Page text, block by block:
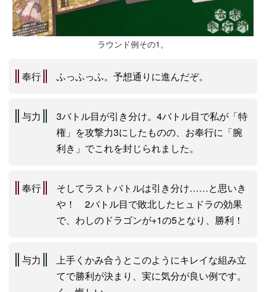
ラウンド例その1。
奉行 ふっふっふ。予想通りに進んだぞ。
与力
3バトル目が引き分け。4バトル目で私が「特
権」を攻撃力3にしたものの、お奉行に「腕
利き」でこれを封じられました。
奉行
そしてラストバトルは引き分け……と思いき
や！ 2バトル目で敗北したヒュドラの効果
で、わしのドラゴンが+1の5となり、勝利！
与力
上手くかみ合うとこのようにキレイな組み立
てで勝利が決まり、実に気分が良い例です。